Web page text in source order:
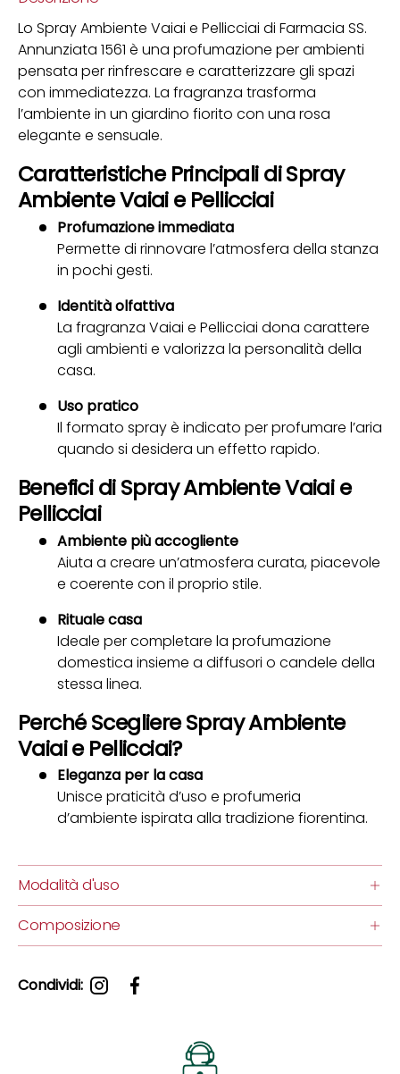
Lo Spray Ambiente Vaiai e Pellicciai di Farmacia SS.
Annunziata 1561 è una profumazione per ambienti
pensata per rinfrescare e caratterizzare gli spazi
con immediatezza. La fragranza trasforma
l’ambiente in un giardino fiorito con una rosa
elegante e sensuale.
Caratteristiche Principali di Spray
Ambiente Vaiai e Pellicciai
Profumazione immediata
Permette di rinnovare l’atmosfera della stanza
in pochi gesti.
Identità olfattiva
La fragranza Vaiai e Pellicciai dona carattere
agli ambienti e valorizza la personalità della
casa.
Uso pratico
Il formato spray è indicato per profumare l’aria
quando si desidera un effetto rapido.
Benefici di Spray Ambiente Vaiai e
Pellicciai
Ambiente più accogliente
Aiuta a creare un’atmosfera curata, piacevole
e coerente con il proprio stile.
Rituale casa
Ideale per completare la profumazione
domestica insieme a diffusori o candele della
stessa linea.
Perché Scegliere Spray Ambiente
Vaiai e Pellicciai?
Eleganza per la casa
Unisce praticità d’uso e profumeria
d’ambiente ispirata alla tradizione fiorentina.
Modalità d'uso
Composizione
Condividi: